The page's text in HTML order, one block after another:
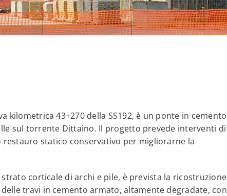
kilometrica 43+270 della SS192, è un ponte in cemento
sul torrente Dittaino. Il progetto prevede interventi di
statico conservativo per migliorarne la
corticale di archi e pile, è prevista la ricostruzione
travi in cemento armato, altamente degradate, con